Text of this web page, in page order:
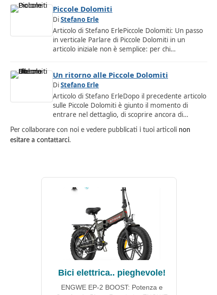
Piccole Dolomiti
DiStefano Erle
Articolo di Stefano ErlePiccole Dolomiti: Un passo
in verticale Parlare di Piccole Dolomiti in un
articolo iniziale non è semplice: per chi…
Un ritorno alle Piccole Dolomiti
DiStefano Erle
Articolo di Stefano ErleDopo il precedente articolo
sulle Piccole Dolomiti è giunto il momento di
entrare nel dettaglio, di scoprire ancora di…
Per collaborare con noi e vedere pubblicati i tuoi articoli non
esitare a contattarci.
Bici elettrica.. pieghevole!
ENGWE EP-2 BOOST: Potenza e